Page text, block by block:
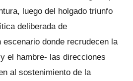
luego del holgado triunfo
deliberada de
donde recrudecen la
el hambre- las direcciones
al sostenimiento de la